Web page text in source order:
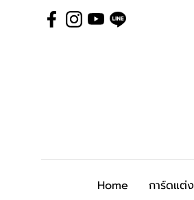
Home การ์ดแต่